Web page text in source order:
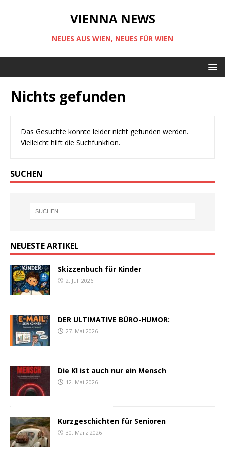
VIENNA NEWS
NEUES AUS WIEN, NEUES FÜR WIEN
Nichts gefunden
Das Gesuchte konnte leider nicht gefunden werden.
Vielleicht hilft die Suchfunktion.
SUCHEN
NEUESTE ARTIKEL
Skizzenbuch für Kinder
2. Juli 2026
DER ULTIMATIVE BÜRO-HUMOR:
27. Mai 2026
Die KI ist auch nur ein Mensch
12. Mai 2026
Kurzgeschichten für Senioren
30. März 2026